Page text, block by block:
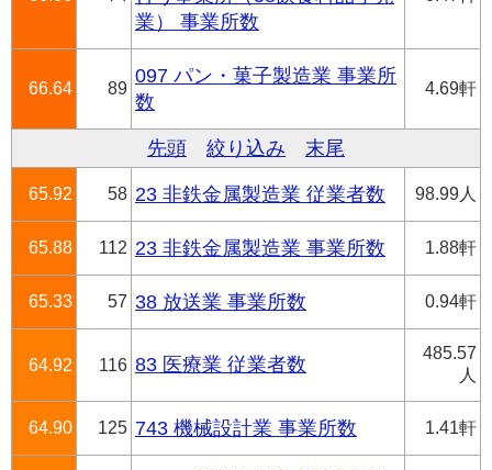
業） 事業所数
66.64 89
097 パン・菓子製造業 事業所
数
4.69軒
先頭 絞り込み 末尾
65.92 58 23 非鉄金属製造業 従業者数 98.99人
65.88 112 23 非鉄金属製造業 事業所数 1.88軒
65.33 57 38 放送業 事業所数 0.94軒
64.92 116 83 医療業 従業者数
485.57
人
64.90 125 743 機械設計業 事業所数 1.41軒